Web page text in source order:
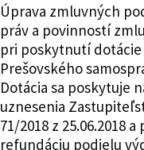
Úprava zmluvných
práv a povinností
pri poskytnutí
Prešovského
Dotácia sa poskytuje
uznesenia
71/2018 z 25.06.2018
refundáciu podielu